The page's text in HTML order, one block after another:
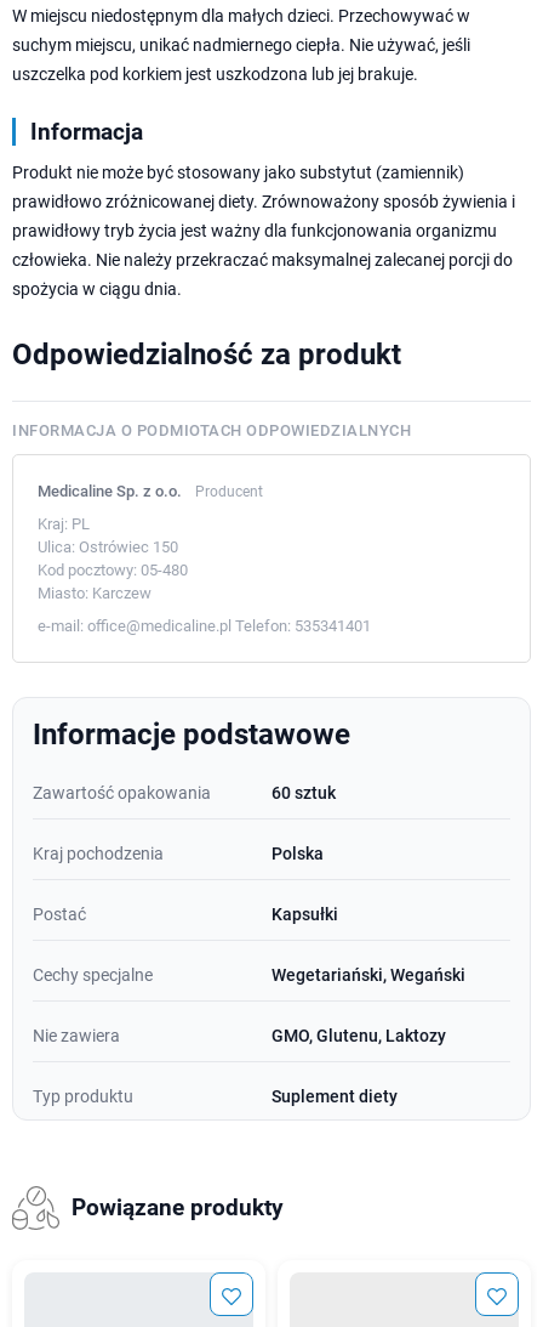
W miejscu niedostępnym dla małych dzieci. Przechowywać w
suchym miejscu, unikać nadmiernego ciepła. Nie używać, jeśli
uszczelka pod korkiem jest uszkodzona lub jej brakuje.
Informacja
Produkt nie może być stosowany jako substytut (zamiennik)
prawidłowo zróżnicowanej diety. Zrównoważony sposób żywienia i
prawidłowy tryb życia jest ważny dla funkcjonowania organizmu
człowieka. Nie należy przekraczać maksymalnej zalecanej porcji do
spożycia w ciągu dnia.
Odpowiedzialność za produkt
INFORMACJA O PODMIOTACH ODPOWIEDZIALNYCH
Medicaline Sp. z o.o. Producent
Kraj: PL
Ulica: Ostrówiec 150
Kod pocztowy: 05-480
Miasto: Karczew
e-mail: office@medicaline.pl Telefon: 535341401
Informacje podstawowe
Zawartość opakowania 60 sztuk
Kraj pochodzenia Polska
Postać Kapsułki
Cechy specjalne Wegetariański, Wegański
Nie zawiera GMO, Glutenu, Laktozy
Typ produktu Suplement diety
Powiązane produkty